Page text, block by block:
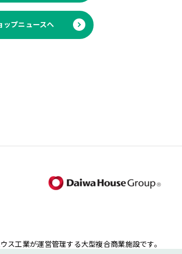
ップニュースへ
ス工業が運営管理する大型複合商業施設です。